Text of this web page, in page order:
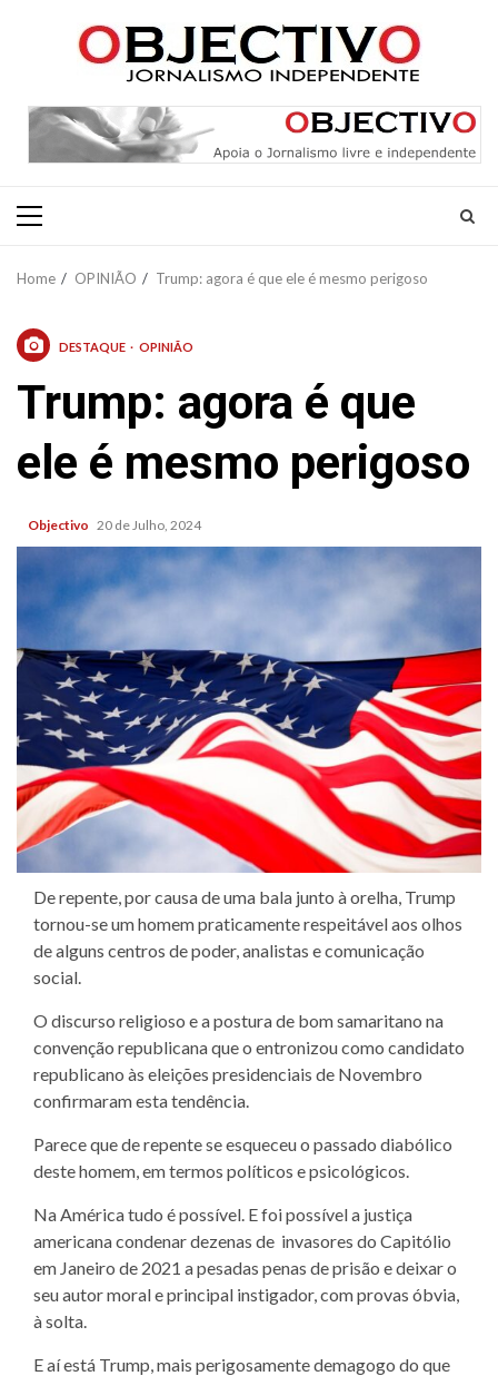
Primary
Home OPINIÃO Trump: agora é que ele é mesmo perigoso
DESTAQUE OPINIÃO
Trump: agora é que
ele é mesmo perigoso
Objectivo 20 de Julho, 2024
De repente, por causa de uma bala junto à orelha, Trump
tornou-se um homem praticamente respeitável aos olhos
de alguns centros de poder, analistas e comunicação
social.
O discurso religioso e a postura de bom samaritano na
convenção republicana que o entronizou como candidato
republicano às eleições presidenciais de Novembro
confirmaram esta tendência.
Parece que de repente se esqueceu o passado diabólico
deste homem, em termos políticos e psicológicos.
Na América tudo é possível. E foi possível a justiça
americana condenar dezenas de invasores do Capitólio
em Janeiro de 2021 a pesadas penas de prisão e deixar o
seu autor moral e principal instigador, com provas óbvia,
à solta.
E aí está Trump, mais perigosamente demagogo do que